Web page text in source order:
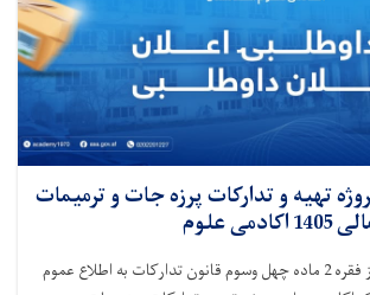
تهیه و تدارکات پرزه جات و ترمیمات
علوم
بدینوسیله به تاسی از فقره 2 ماده چهل وسوم قانون تدارکات به اطلاع عموم